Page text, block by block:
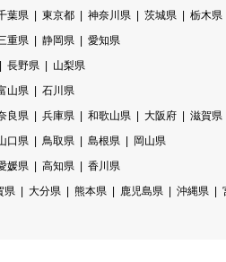
葉県 東京都 神奈川県 茨城県 栃木県
重県 静岡県
愛知県
長野県
山梨県
山県
石川県
良県 兵庫県 和歌山県 大阪府
滋賀県
口県 鳥取県 島根県
岡山県
媛県 高知県
香川県
県 大分県 熊本県 鹿児島県 沖縄県